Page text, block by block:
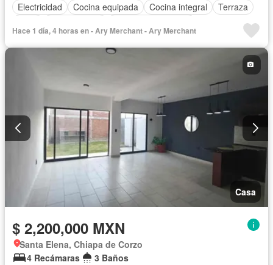
Electricidad
Cocina equipada Cocina integral
Terraza
Recámara con closet
Televisión por cable
Permite mascotas
Hace 1 día, 4 horas en - Ary Merchant - Ary Merchant
Casa
$ 2,200,000 MXN
Santa Elena, Chiapa de Corzo
4 Recámaras
3 Baños